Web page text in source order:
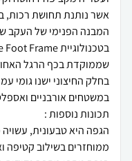
בחלק החיצוני ישנו גומי
הגפה היא טבעונית,